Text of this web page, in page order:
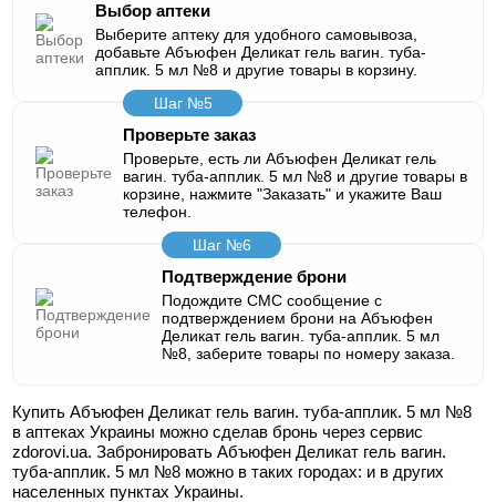
Выбор аптеки
Выберите аптеку для удобного самовывоза,
добавьте Абъюфен Деликат гель вагин. туба-
апплик. 5 мл №8 и другие товары в корзину.
Шаг №5
Проверьте заказ
Проверьте, есть ли Абъюфен Деликат гель
вагин. туба-апплик. 5 мл №8 и другие товары в
корзине, нажмите "Заказать" и укажите Ваш
телефон.
Шаг №6
Подтверждение брони
Подождите СМС сообщение с
подтверждением брони на Абъюфен
Деликат гель вагин. туба-апплик. 5 мл
№8, заберите товары по номеру заказа.
Купить Абъюфен Деликат гель вагин. туба-апплик. 5 мл №8
в аптеках Украины можно сделав бронь через сервис
zdorovi.ua. Забронировать Абъюфен Деликат гель вагин.
туба-апплик. 5 мл №8 можно в таких городах: и в других
населенных пунктах Украины.